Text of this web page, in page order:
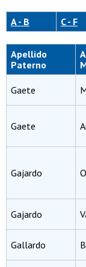
A - B C - F
Apellido
Paterno
Gaete
Gaete
Gajardo
Gajardo
Gallardo